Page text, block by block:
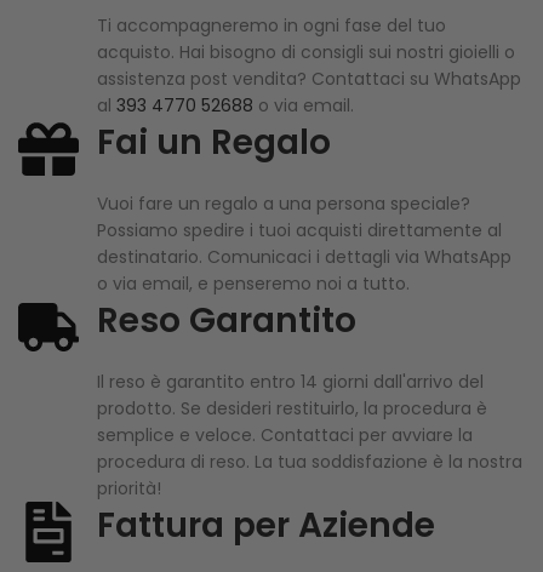
Ti accompagneremo in ogni fase del tuo
acquisto. Hai bisogno di consigli sui nostri gioielli o
assistenza post vendita? Contattaci su WhatsApp
al 393 4770 52688 o via email.
Fai un Regalo
Vuoi fare un regalo a una persona speciale?
Possiamo spedire i tuoi acquisti direttamente al
destinatario. Comunicaci i dettagli via WhatsApp
o via email, e penseremo noi a tutto.
Reso Garantito
Il reso è garantito entro 14 giorni dall'arrivo del
prodotto. Se desideri restituirlo, la procedura è
semplice e veloce. Contattaci per avviare la
procedura di reso. La tua soddisfazione è la nostra
priorità!
Fattura per Aziende